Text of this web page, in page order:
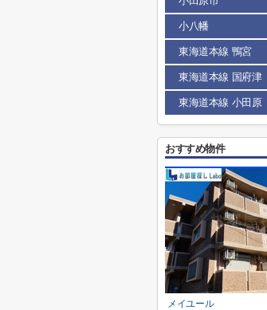
小八幡
東海道本線 鴨宮
東海道本線 国府津
東海道本線 小田原
おすすめ物件
メイユール